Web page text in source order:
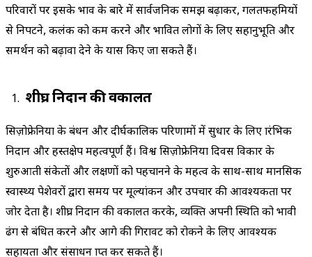
परिवारों पर इसके प्रभाव के बारे में सार्वजनिक समझ बढ़ाकर, गलतफहमियों
से निपटने, कलंक को कम करने और प्रभावित लोगों के लिए सहानुभूति और
समर्थन को बढ़ावा देने के प्रयास किए जा सकते हैं।
शीघ्र निदान की वकालत
सिज़ोफ्रेनिया के प्रबंधन और दीर्घकालिक परिणामों में सुधार के लिए प्रारंभिक
निदान और हस्तक्षेप महत्वपूर्ण हैं। विश्व सिज़ोफ्रेनिया दिवस विकार के
शुरुआती संकेतों और लक्षणों को पहचानने के महत्व के साथ-साथ मानसिक
स्वास्थ्य पेशेवरों द्वारा समय पर मूल्यांकन और उपचार की आवश्यकता पर
जोर देता है। शीघ्र निदान की वकालत करके, व्यक्ति अपनी स्थिति को प्रभावी
ढंग से प्रबंधित करने और आगे की गिरावट को रोकने के लिए आवश्यक
सहायता और संसाधन प्राप्त कर सकते हैं।